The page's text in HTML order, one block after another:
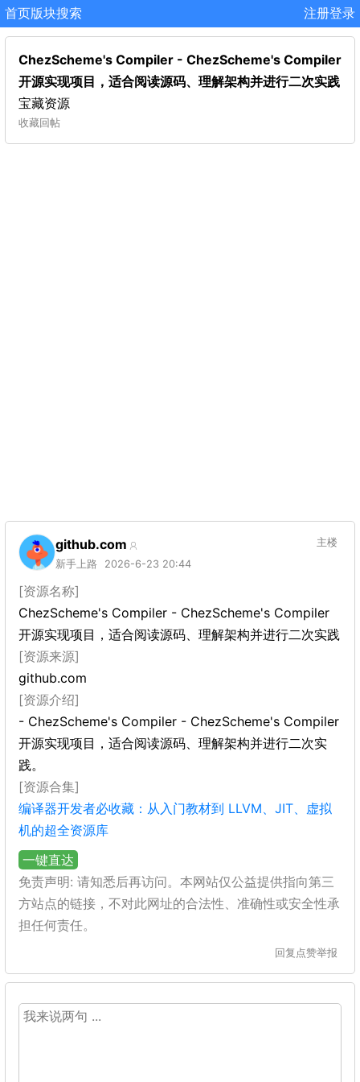
首页版块搜索 注册登录
ChezScheme's Compiler - ChezScheme's Compiler
开源实现项目，适合阅读源码、理解架构并进行二次实践
宝藏资源
收藏回帖
github.com
新手上路 2026-6-23 20:44
主楼
[资源名称]
ChezScheme's Compiler - ChezScheme's Compiler
开源实现项目，适合阅读源码、理解架构并进行二次实践
[资源来源]
github.com
[资源介绍]
- ChezScheme's Compiler - ChezScheme's Compiler
开源实现项目，适合阅读源码、理解架构并进行二次实
践。
[资源合集]
编译器开发者必收藏：从入门教材到 LLVM、JIT、虚拟
机的超全资源库
一键直达
免责声明: 请知悉后再访问。本网站仅公益提供指向第三
方站点的链接，不对此网址的合法性、准确性或安全性承
担任何责任。
回复 点赞举报